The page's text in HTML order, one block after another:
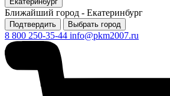
Ближайший город - Екатеринбург
Подтвердить Выбрать город
8 800 250-35-44 info@pkm2007.ru